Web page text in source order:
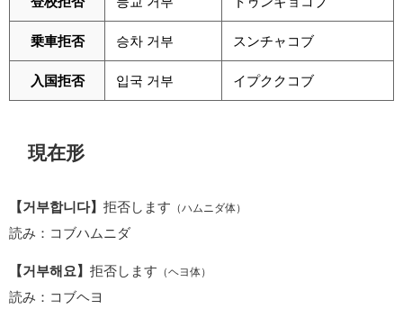
乗車拒否 승차 거부 スンチャコブ
入国拒否 입국 거부 イプククコブ
現在形
【거부합니다】 拒否します （ハムニダ体）
読み：コブハムニダ
【거부해요】 拒否します （ヘヨ体）
読み：コブヘヨ